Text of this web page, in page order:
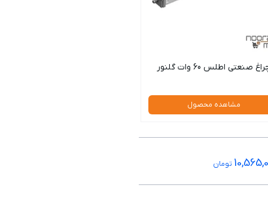
صنعتی اطلس 60 وات گلنور
مشاهده محصول
تومان